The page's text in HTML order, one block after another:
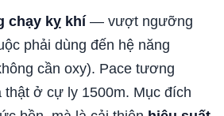
chạy kỵ khí — vượt ngưỡng
phải dùng đến hệ năng
cần oxy). Pace tương
ở cự ly 1500m. Mục đích